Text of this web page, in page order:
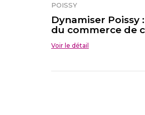
POISSY
Dynamiser Poissy
du commerce de
Voir le détail